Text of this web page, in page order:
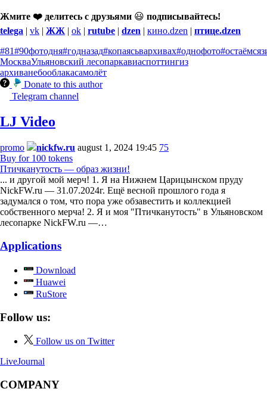
Жмите ❤️ делитесь с друзьями 😃 подписывайтесь!
telega | vk | ЖЖ | ok | rutube | dzen | кино.dzen | птице.dzen
#81#90фотодня#годназад#копаясьвархивах#однофото
МоскваУльяновский лесопаркавиаспоттингиз
архиванебооблакасамолёт
Donate to this author
Telegram channel
LJ Video
promo nickfw.ru august 1, 2024 19:45 75
Buy for 100 tokens
Птичканутость — образ жизни!
... и другой мой мерч! 1. Я на Нижнем Царицынском пруду
NickFW.ru — 31.07.2024г. Ещё весной прошлого года я
задумался о том, что пора уже обзавестить и коллекцией
собственного мерча! 2. Я и моя "Птичканутость" в Ульяновском
лесопарке NickFW.ru —…
Applications
Download
Huawei
RuStore
Follow us:
Follow us on Twitter
LiveJournal
COMPANY